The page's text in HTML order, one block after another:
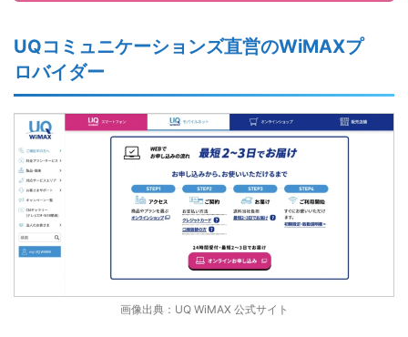
UQコミュニケーションズ直営のWiMAXプ
ロバイダー
画像出典：UQ WiMAX 公式サイト